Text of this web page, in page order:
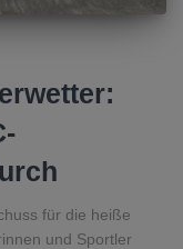
für die heiße
und Sportler